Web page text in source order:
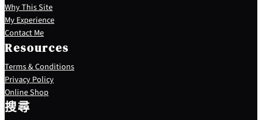
Why This Site
My Experience
Contact Me
Resources
Terms & Conditions
Privacy Policy
Online Shop
搜尋
S
e
a